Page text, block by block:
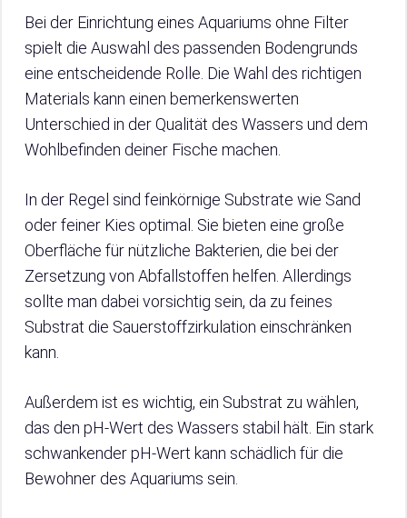
Bei der Einrichtung eines Aquariums ohne Filter
spielt die Auswahl des passenden Bodengrunds
eine entscheidende Rolle. Die Wahl des richtigen
Materials kann einen bemerkenswerten
Unterschied in der Qualität des Wassers und dem
Wohlbefinden deiner Fische machen.
In der Regel sind feinkörnige Substrate wie Sand
oder feiner Kies optimal. Sie bieten eine große
Oberfläche für nützliche Bakterien, die bei der
Zersetzung von Abfallstoffen helfen. Allerdings
sollte man dabei vorsichtig sein, da zu feines
Substrat die Sauerstoffzirkulation einschränken
kann.
Außerdem ist es wichtig, ein Substrat zu wählen,
das den pH-Wert des Wassers stabil hält. Ein stark
schwankender pH-Wert kann schädlich für die
Bewohner des Aquariums sein.